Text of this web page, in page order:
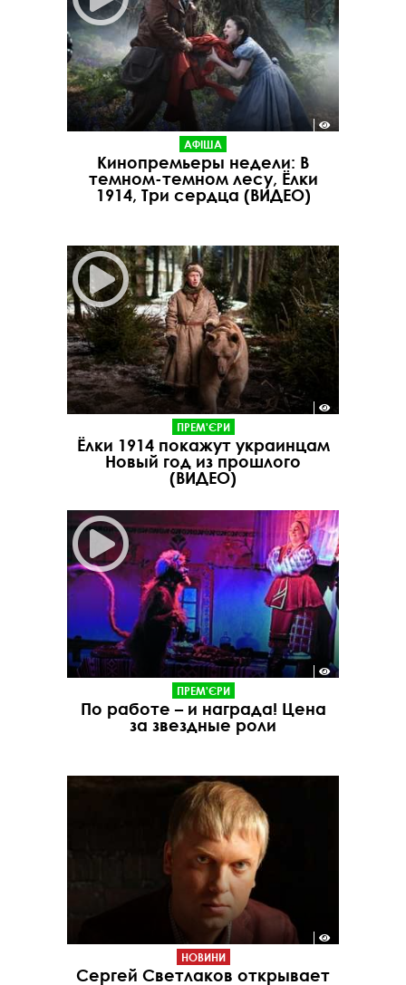
АФІША
Кинопремьеры недели: В
темном-темном лесу, Ёлки
1914, Три сердца (ВИДЕО)
ПРЕМ'ЄРИ
Ёлки 1914 покажут украинцам
Новый год из прошлого
(ВИДЕО)
ПРЕМ'ЄРИ
По работе – и награда! Цена
за звездные роли
НОВИНИ
Сергей Светлаков открывает